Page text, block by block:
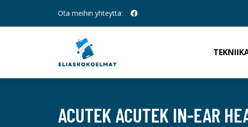
Ota meihin yhteyttä:
ACUTEK ACUTEK IN-EAR